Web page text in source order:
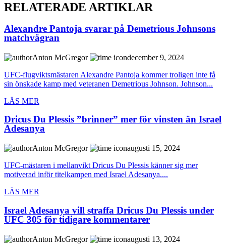
RELATERADE ARTIKLAR
Alexandre Pantoja svarar på Demetrious Johnsons
matchvägran
Anton McGregor
december 9, 2024
UFC-flugviktsmästaren Alexandre Pantoja kommer troligen inte få
sin önskade kamp med veteranen Demetrious Johnson. Johnson...
LÄS MER
Dricus Du Plessis ”brinner” mer för vinsten än Israel
Adesanya
Anton McGregor
augusti 15, 2024
UFC-mästaren i mellanvikt Dricus Du Plessis känner sig mer
motiverad inför titelkampen med Israel Adesanya....
LÄS MER
Israel Adesanya vill straffa Dricus Du Plessis under
UFC 305 för tidigare kommentarer
Anton McGregor
augusti 13, 2024